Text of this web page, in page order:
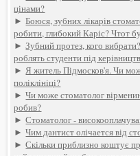
цінами?
►Боюся, зубних лікарів
робити, глибокий Каріс? Чтот
►Зубний протез, кого
роблять студенти під
►Я житель Підмосков'я. Чи
поліклініці?
►Чи може стоматолог
робив?
►Стоматолог -
►Чим дантист олічается від
►Скільки приблизно коштує